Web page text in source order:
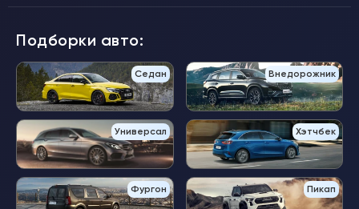
Подборки авто:
Седан Внедорожник
Универсал Хэтчбек
Фургон Пикап